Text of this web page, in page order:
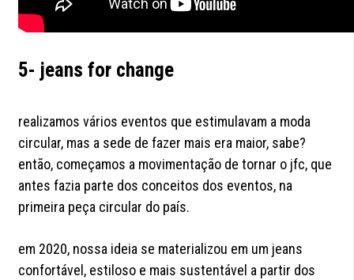
5- jeans for change
realizamos vários eventos que estimulavam a moda
circular, mas a sede de fazer mais era maior, sabe?
então, começamos a movimentação de tornar o jfc, que
antes fazia parte dos conceitos dos eventos, na
primeira peça circular do país.
em 2020, nossa ideia se materializou em um jeans
confortável, estiloso e mais sustentável a partir dos